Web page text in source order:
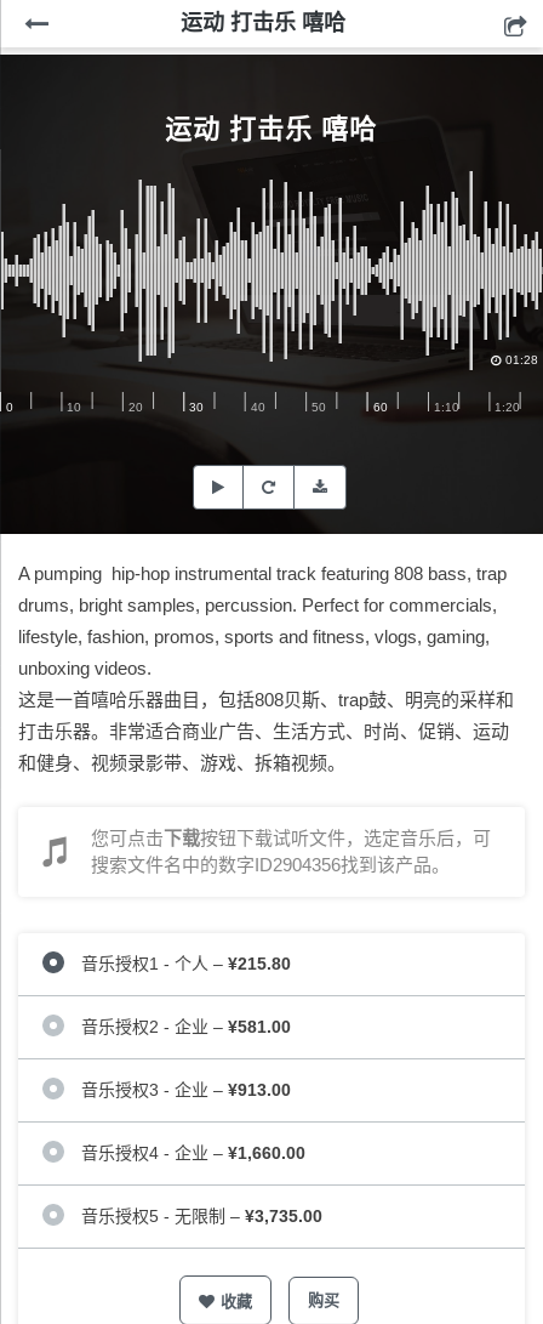
运动 打击乐 嘻哈
运动 打击乐 嘻哈
01:28
A pumping hip-hop instrumental track featuring 808 bass, trap
drums, bright samples, percussion. Perfect for commercials,
lifestyle, fashion, promos, sports and fitness, vlogs, gaming,
unboxing videos.
这是一首嘻哈乐器曲目，包括808贝斯、trap鼓、明亮的采样和
打击乐器。非常适合商业广告、生活方式、时尚、促销、运动
和健身、视频录影带、游戏、拆箱视频。
您可点击下载按钮下载试听文件，选定音乐后，可
搜索文件名中的数字ID2904356找到该产品。
音乐授权1 - 个人 – ¥215.80
音乐授权2 - 企业 – ¥581.00
音乐授权3 - 企业 – ¥913.00
音乐授权4 - 企业 – ¥1,660.00
音乐授权5 - 无限制 – ¥3,735.00
收藏 购买